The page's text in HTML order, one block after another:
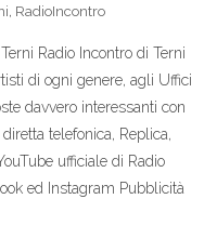
RadioIncontro
Radio Incontro di Terni
di ogni genere, agli Uffici
davvero interessanti con
telefonica, Replica,
ufficiale di Radio
ed Instagram Pubblicità